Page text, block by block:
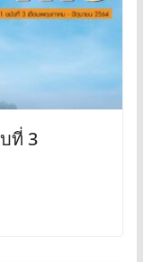
ที่ 3